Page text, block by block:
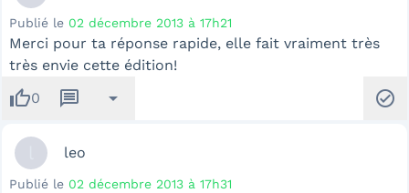
Publié le 02 décembre 2013 à 17h21
Merci pour ta réponse rapide, elle fait vraiment très
très envie cette édition!
thumb_up0 message arrow_drop_down check_circle
leo
Publié le 02 décembre 2013 à 17h31